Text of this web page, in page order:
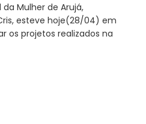
Mulher de Arujá,
esteve hoje(28/04) em
os projetos realizados na